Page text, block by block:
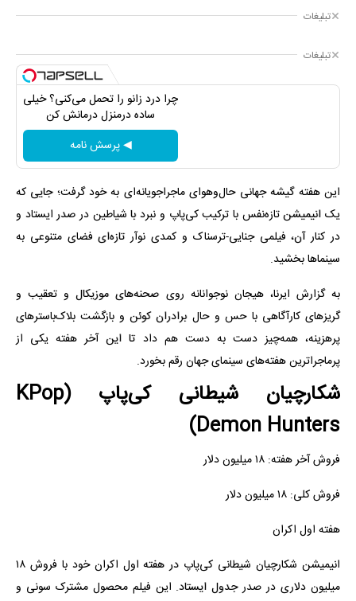
تبلیغات
تبلیغات
چرا درد زانو را تحمل می‌کنی؟ خیلی
ساده درمنزل درمانش کن
◀ پرسش نامه
این هفته گیشه جهانی حال‌وهوای ماجراجویانه‌ای به خود گرفت؛ جایی که
یک انیمیشن تازه‌نفس با ترکیب کی‌پاپ و نبرد با شیاطین در صدر ایستاد و
در کنار آن، فیلمی جنایی-ترسناک و کمدی نوآر تازه‌ای فضای متنوعی به
سینماها بخشید.
به گزارش ایرنا، هیجان نوجوانانه روی صحنه‌های موزیکال و تعقیب و
گریزهای کارآگاهی با حس و حال برادران کوئن و بازگشت بلاک‌باسترهای
پرهزینه، همه‌چیز دست به دست هم داد تا این آخر هفته یکی از
پرماجراترین هفته‌های سینمای جهان رقم بخورد.
شکارچیان شیطانی کی‌پاپ (KPop
Demon Hunters)
فروش آخر هفته: ۱۸ میلیون دلار
فروش کلی: ۱۸ میلیون دلار
هفته اول اکران
انیمیشن شکارچیان شیطانی کی‌پاپ در هفته اول اکران خود با فروش ۱۸
میلیون دلاری در صدر جدول ایستاد. این فیلم محصول مشترک سونی و